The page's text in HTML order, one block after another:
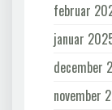
februar
januar
december
november